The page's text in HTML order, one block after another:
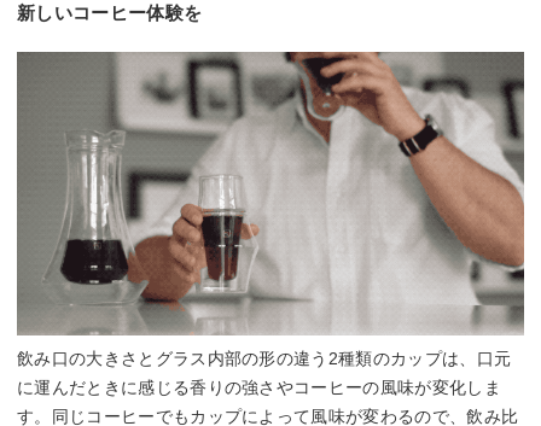
新しいコーヒー体験を
飲み口の大きさとグラス内部の形の違う2種類のカップは、口元
に運んだときに感じる香りの強さやコーヒーの風味が変化しま
す。同じコーヒーでもカップによって風味が変わるので、飲み比